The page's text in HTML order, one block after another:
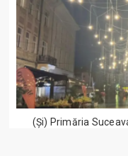
(Și) Primăria